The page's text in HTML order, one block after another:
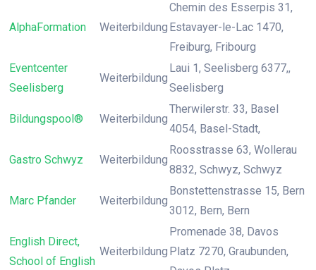
AlphaFormation Weiterbildung
Chemin des Esserpis 31,
Estavayer-le-Lac 1470,
Freiburg, Fribourg
Eventcenter
Seelisberg
Weiterbildung
Laui 1, Seelisberg 6377,,
Seelisberg
Bildungspool® Weiterbildung
Therwilerstr. 33, Basel
4054, Basel-Stadt,
Gastro Schwyz Weiterbildung
Roosstrasse 63, Wollerau
8832, Schwyz, Schwyz
Marc Pfander Weiterbildung
Bonstettenstrasse 15, Bern
3012, Bern, Bern
English Direct,
School of English
Weiterbildung
Promenade 38, Davos
Platz 7270, Graubunden,